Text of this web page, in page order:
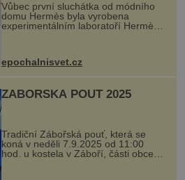
Vůbec první sluchátka od módního
domu Hermès byla vyrobena
experimentálním laboratoří Hermès
kovový...
epochalnisvet.cz
ZÁBOŘSKÁ POUŤ 2025
Tradiční Zábořská pouť, která se
koná v neděli 7.9.2025 od 11:00
hod. u kostela v Záboří, části obce
Kly u Mělníka. V programu naleznete
komentovanou prohlídku kostela,